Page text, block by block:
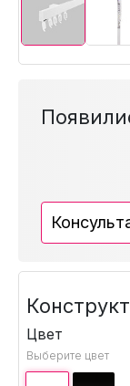
Цвет
Выберите цвет